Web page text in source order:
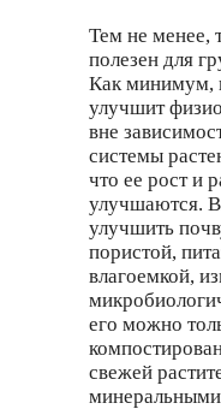
Тем не менее,
полезен для
Как минимум,
улучшит
вне
системы
что ее рост и
улучшаются.
улучшить
пористой,
влагоемкой,
его можно
свежей